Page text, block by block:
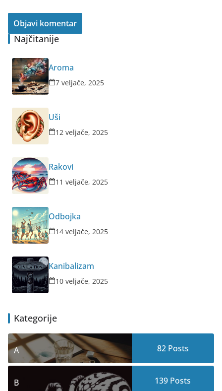
Najčitanije
Aroma
7 veljače, 2025
Uši
12 veljače, 2025
Rakovi
11 veljače, 2025
Odbojka
14 veljače, 2025
Kanibalizam
10 veljače, 2025
Kategorije
A 82Posts
B 139 Posts